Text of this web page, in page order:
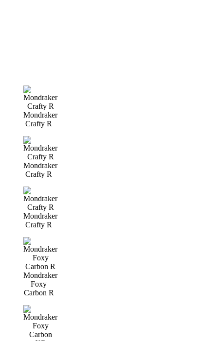
Mondraker
Crafty R
Mondraker
Crafty R
Mondraker
Crafty R
Mondraker
Foxy
Carbon R